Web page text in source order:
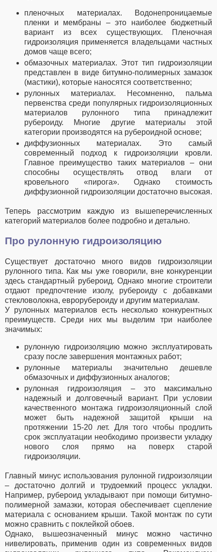
пленочных материалах. Водонепроницаемые
пленки и мембраны – это наиболее бюджетный
вариант из всех существующих. Пленочная
гидроизоляция применяется владельцами частных
домов чаще всего;
обмазочных материалах. Этот тип гидроизоляции
представлен в виде битумно-полимерных замазок
(мастики), которые наносятся соответственно;
рулонных материалах. Несомненно, пальма
первенства среди популярных гидроизоляционных
материалов рулонного типа принадлежит
рубероиду. Многие другие материалы этой
категории производятся на рубероидной основе;
диффузионных материалах. Это самый
современный подход к гидроизоляции кровли.
Главное преимущество таких материалов – они
способны осуществлять отвод влаги от
кровельного «пирога». Однако стоимость
диффузионной гидроизоляции достаточно высокая.
Теперь рассмотрим каждую из вышеперечисленных
категорий материалов более подробно и детально.
Про рулонную гидроизоляцию
Существует достаточно много видов гидроизоляции
рулонного типа. Как мы уже говорили, вне конкуренции
здесь стандартный рубероид. Однако многие строители
отдают предпочтение изолу, рубероиду с добавками
стекловолокна, еврорубероиду и другим материалам.
У рулонных материалов есть несколько конкурентных
преимуществ. Среди них мы выделим три наиболее
значимых:
рулонную гидроизоляцию можно эксплуатировать
сразу после завершения монтажных работ;
рулонные материалы значительно дешевле
обмазочных и диффузионных аналогов;
рулонная гидроизоляция – это максимально
надежный и долговечный вариант. При условии
качественного монтажа гидроизоляционный слой
может быть надежной защитой крыши на
протяжении 15-20 лет. Для того чтобы продлить
срок эксплуатации необходимо произвести укладку
нового слоя прямо на поверх старой
гидроизоляции.
Главный минус использования рулонной гидроизоляции
– достаточно долгий и трудоемкий процесс укладки.
Например, рубероид укладывают при помощи битумно-
полимерной замазки, которая обеспечивает сцепление
материала с основанием крыши. Такой монтаж по сути
можно сравнить с поклейкой обоев.
Однако, вышеозначенный минус можно частично
нивелировать, применив один из современных видов